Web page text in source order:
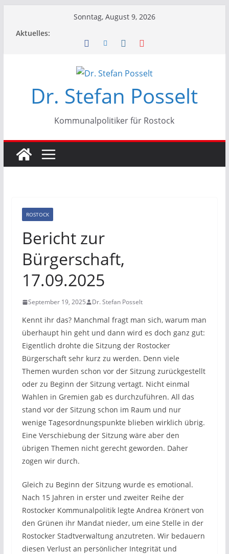
Sonntag, August 9, 2026
Aktuelles:
Dr. Stefan Posselt
Kommunalpolitiker für Rostock
ROSTOCK
Bericht zur
Bürgerschaft,
17.09.2025
September 19, 2025 Dr. Stefan Posselt
Kennt ihr das? Manchmal fragt man sich, warum man
überhaupt hin geht und dann wird es doch ganz gut:
Eigentlich drohte die Sitzung der Rostocker
Bürgerschaft sehr kurz zu werden. Denn viele
Themen wurden schon vor der Sitzung zurückgestellt
oder zu Beginn der Sitzung vertagt. Nicht einmal
Wahlen in Gremien gab es durchzuführen. All das
stand vor der Sitzung schon im Raum und nur
wenige Tagesordnungspunkte blieben wirklich übrig.
Eine Verschiebung der Sitzung wäre aber den
übrigen Themen nicht gerecht geworden. Daher
zogen wir durch.
Gleich zu Beginn der Sitzung wurde es emotional.
Nach 15 Jahren in erster und zweiter Reihe der
Rostocker Kommunalpolitik legte Andrea Krönert von
den Grünen ihr Mandat nieder, um eine Stelle in der
Rostocker Stadtverwaltung anzutreten. Wir bedauern
diesen Verlust an persönlicher Integrität und